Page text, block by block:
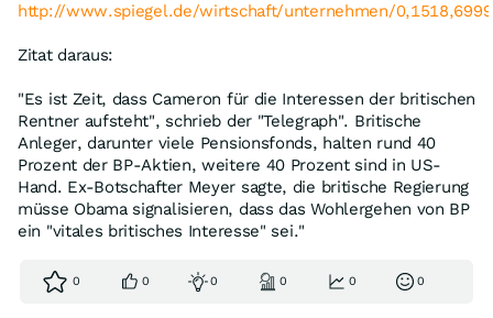
http://www.spiegel.de/wirtschaft/unternehmen/
Zitat daraus:
"Es ist Zeit, dass Cameron für die Interessen der britischen
Rentner aufsteht", schrieb der "Telegraph". Britische
Anleger, darunter viele Pensionsfonds, halten rund 40
Prozent der BP-Aktien, weitere 40 Prozent sind in US-
Hand. Ex-Botschafter Meyer sagte, die britische Regierung
müsse Obama signalisieren, dass das Wohlergehen von BP
ein "vitales britisches Interesse" sei."
0 0 0 0 0 0